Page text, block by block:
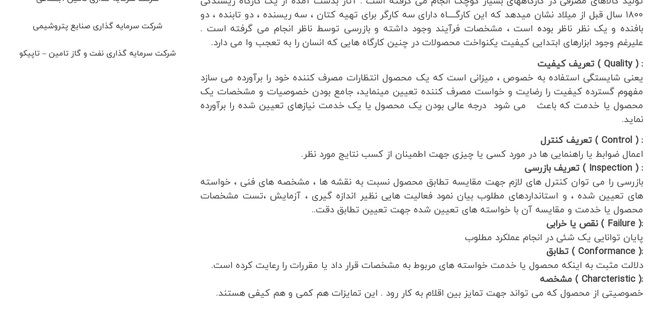
۱۸۰۰ سال قبل از میلاد نشان میدهد که این کارگــــاه دارای سه کارگر برای تهیه کتان ، سه ریسنده ، دو تابنده ، دو
بافنده و یک نظر ناظر بوده است ، مشخصات فرآیند وجود داشته و بازرسی توسط ناظر انجام می گرفته است .
علیرغم وجود ابزارهای ابتدایی کیفیت یکنواخت محصولات در چنین کارگاه هایی که انسان را به تعجب وا می دارد.
: ( Quality )
تعریف کیفیت
یعنی شایستگی استفاده به خصوص ، میزانی است که یک محصول انتظارات مصرف کننده خود را برآورده می سازد
مفهوم گسترده کیفیت را رضایت و خواست مصرف کننده تعیین مینماید، جامع بودن خصوصیات و مشخصات یک
محصول یا خدمت که باعث می شود درجه عالی بودن یک محصول یا یک خدمت نیازهای تعیین شده را برآورده
نماید.
: ( Control )
تعریف کنترل
اعمال ضوابط یا راهنمایی ها در مورد کسی یا چیزی جهت اطمینان از کسب نتایج مورد نظر.
: ( Inspection )
تعریف بازرسی
بازرسی را می توان کنترل های لازم جهت مقایسه تطابق محصول نسبت به نقشه ها ، مشخصه های فنی ، خواسته
های تعیین شده ، و استانداردهای مطلوب بیان نمود فعالیت هایی نظیر اندازه گیری ، آزمایش ،تست مشخصات
محصول یا خدمت و مقایسه آن با خواسته های تعیین شده جهت تعیین تطابق دقت..
:( Failure )
نقص یا خرابی
پایان توانایی یک شئی در انجام عملکرد مطلوب
:( Conformance )
تطابق
دلالت مثبت به اینکه محصول یا خدمت خواسته های مربوط به مشخصات قرار داد یا مقررات را رعایت کرده است.
:( Charcteristic )
مشخصه
خصوصیتی از محصول که می تواند جهت تمایز بین اقلام به کار رود . این تمایزات هم کمی و هم کیفی هستند.
شرکت سرمایه گذاری صنایع پتروشیمی
شرکت سرمایه گذاری نفت و گاز تامین – تاپیکو